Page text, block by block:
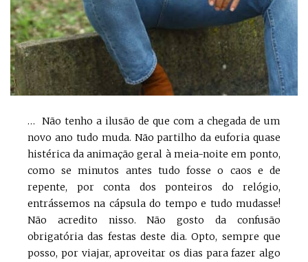
… Não tenho a ilusão de que com a chegada de um
novo ano tudo muda. Não partilho da euforia quase
histérica da animação geral à meia-noite em ponto,
como se minutos antes tudo fosse o caos e de
repente, por conta dos ponteiros do relógio,
entrássemos na cápsula do tempo e tudo mudasse!
Não acredito nisso. Não gosto da confusão
obrigatória das festas deste dia. Opto, sempre que
posso, por viajar, aproveitar os dias para fazer algo